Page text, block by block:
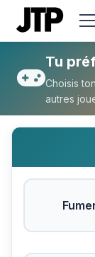
Tu
Tu
Choisis
autres